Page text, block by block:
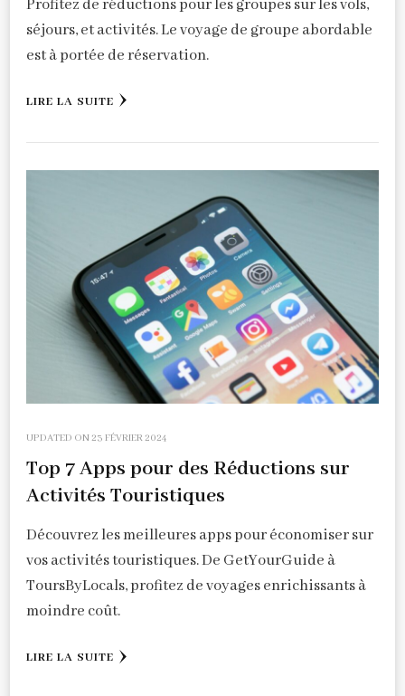
Profitez de réductions pour les groupes sur les vols,
séjours, et activités. Le voyage de groupe abordable
est à portée de réservation.
LIRE LA SUITE
UPDATED ON23 FÉVRIER 2024
Top 7 Apps pour des Réductions sur
Activités Touristiques
Découvrez les meilleures apps pour économiser sur
vos activités touristiques. De GetYourGuide à
ToursByLocals, profitez de voyages enrichissants à
moindre coût.
LIRE LA SUITE